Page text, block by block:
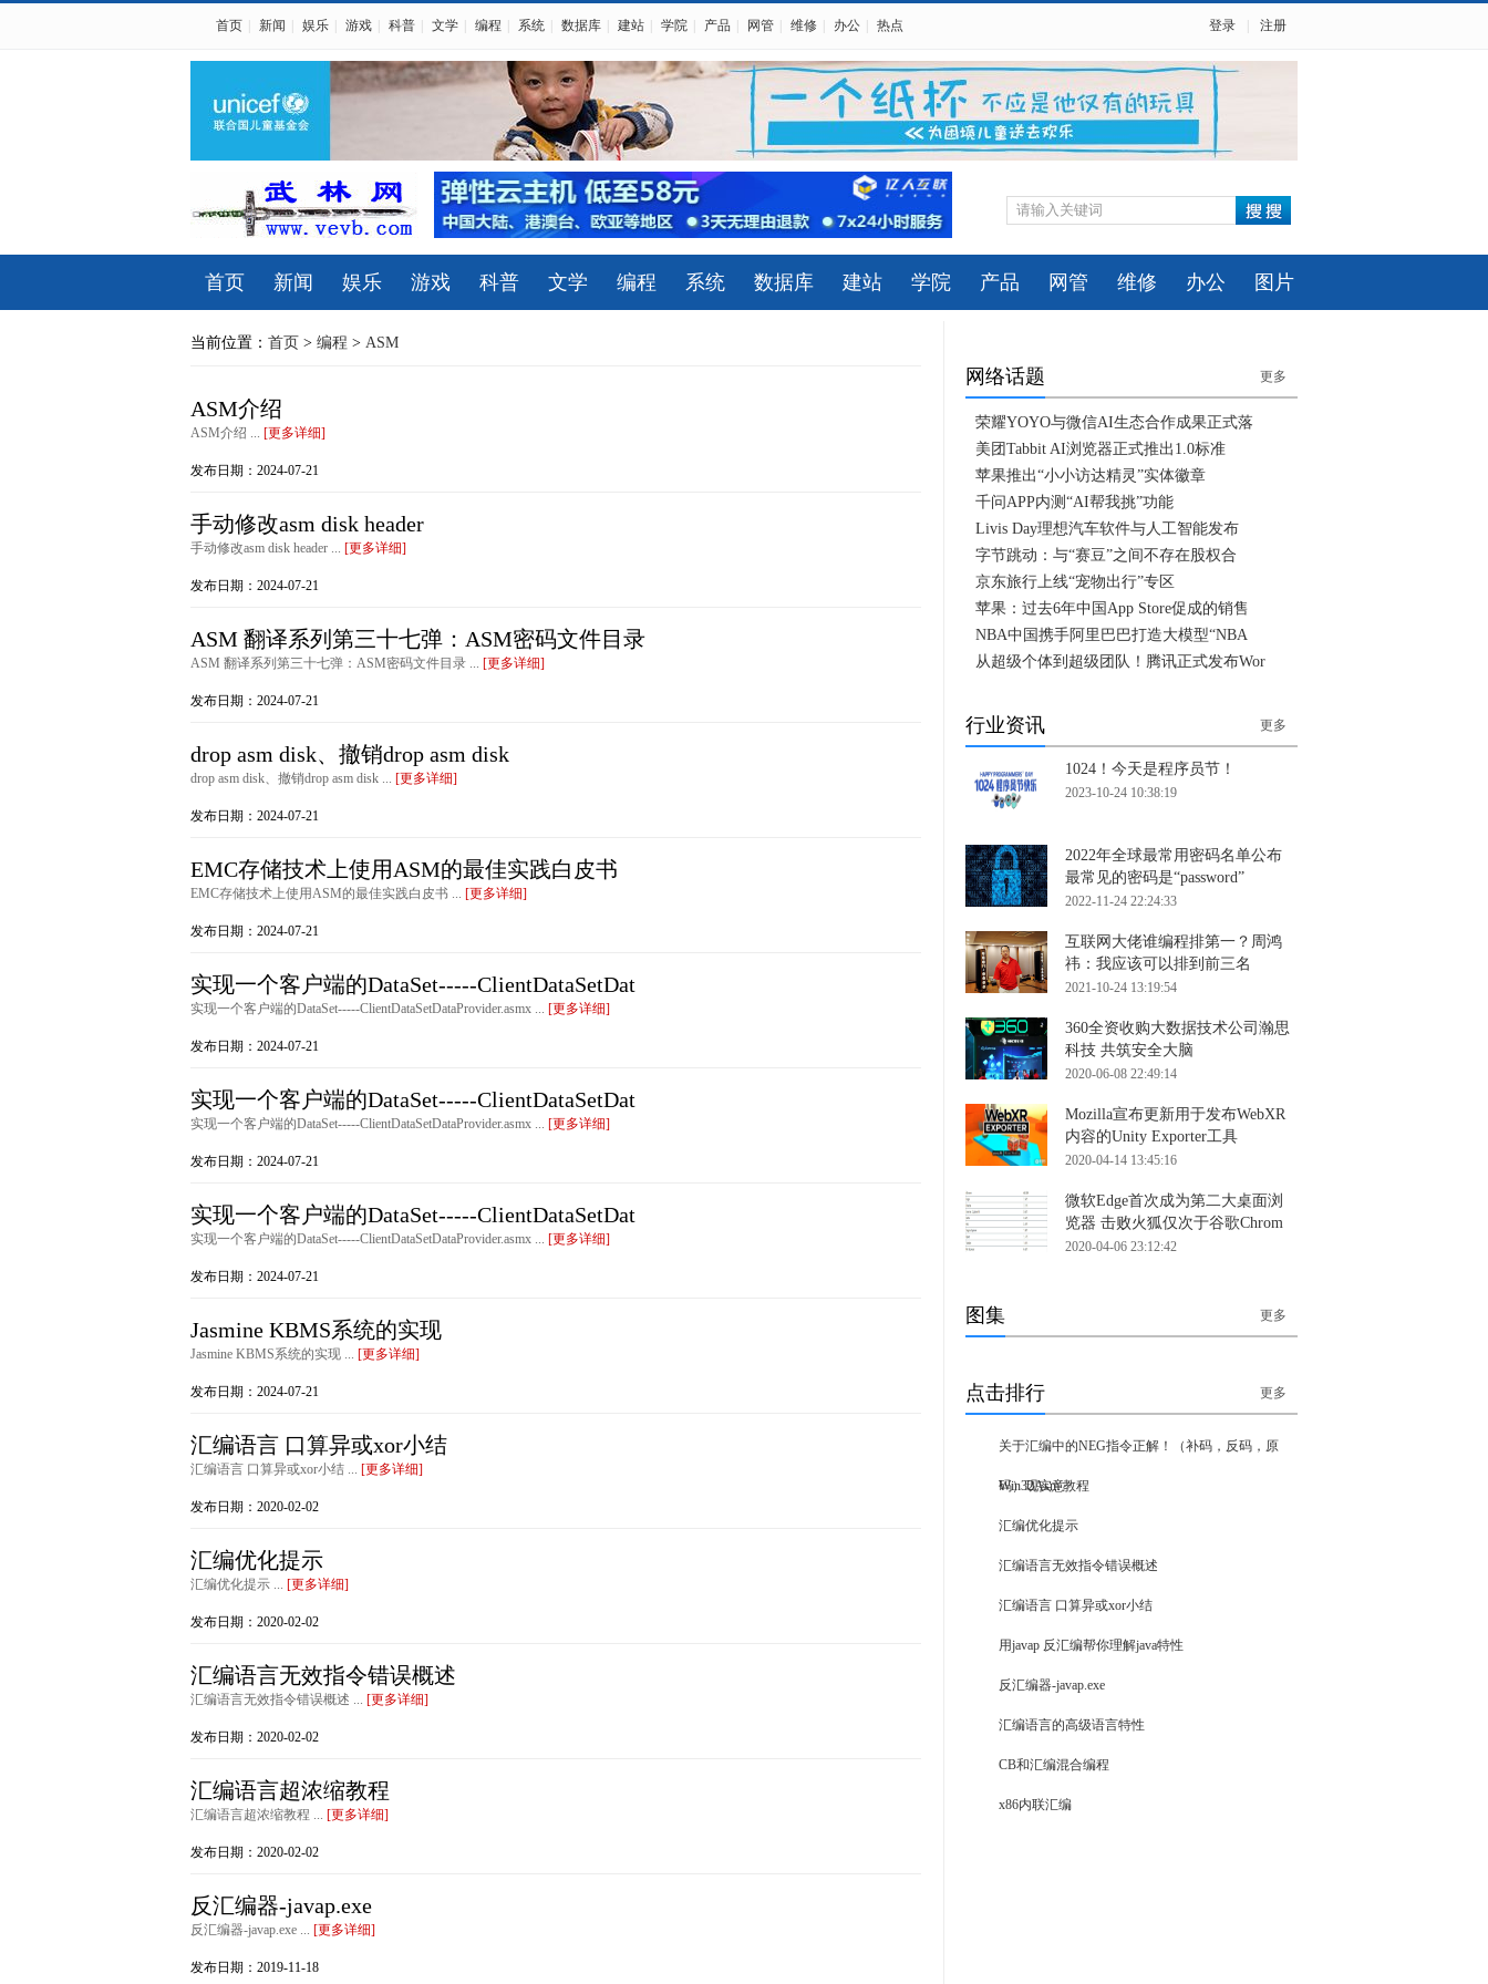
首页 新闻 娱乐 游戏 科普 文学 编程 系统 数据库 建站 学院 产品 网管 维修 办公 热点 登录 注册
首页 新闻 娱乐 游戏 科普 文学 编程 系统 数据库 建站 学院 产品 网管 维修 办公 图片
当前位置： 首页 > 编程 > ASM
ASM介绍
ASM介绍 ... [更多详细]
发布日期：2024-07-21
手动修改asm disk header
手动修改asm disk header ... [更多详细]
发布日期：2024-07-21
ASM 翻译系列第三十七弹：ASM密码文件目录
ASM 翻译系列第三十七弹：ASM密码文件目录 ... [更多详细]
发布日期：2024-07-21
drop asm disk、撤销drop asm disk
drop asm disk、撤销drop asm disk ... [更多详细]
发布日期：2024-07-21
EMC存储技术上使用ASM的最佳实践白皮书
EMC存储技术上使用ASM的最佳实践白皮书 ... [更多详细]
发布日期：2024-07-21
实现一个客户端的DataSet-----ClientDataSetDat
实现一个客户端的DataSet-----ClientDataSetDataProvider.asmx ... [更多详细]
发布日期：2024-07-21
实现一个客户端的DataSet-----ClientDataSetDat
实现一个客户端的DataSet-----ClientDataSetDataProvider.asmx ... [更多详细]
发布日期：2024-07-21
实现一个客户端的DataSet-----ClientDataSetDat
实现一个客户端的DataSet-----ClientDataSetDataProvider.asmx ... [更多详细]
发布日期：2024-07-21
Jasmine KBMS系统的实现
Jasmine KBMS系统的实现 ... [更多详细]
发布日期：2024-07-21
汇编语言 口算异或xor小结
汇编语言 口算异或xor小结 ... [更多详细]
发布日期：2020-02-02
汇编优化提示
汇编优化提示 ... [更多详细]
发布日期：2020-02-02
汇编语言无效指令错误概述
汇编语言无效指令错误概述 ... [更多详细]
发布日期：2020-02-02
汇编语言超浓缩教程
汇编语言超浓缩教程 ... [更多详细]
发布日期：2020-02-02
反汇编器-javap.exe
反汇编器-javap.exe ... [更多详细]
发布日期：2019-11-18
网络话题 更多
荣耀YOYO与微信AI生态合作成果正式落
美团Tabbit AI浏览器正式推出1.0标准
苹果推出“小小访达精灵”实体徽章
千问APP内测“AI帮我挑”功能
Livis Day理想汽车软件与人工智能发布
字节跳动：与“赛豆”之间不存在股权合
京东旅行上线“宠物出行”专区
苹果：过去6年中国App Store促成的销售
NBA中国携手阿里巴巴打造大模型“NBA
从超级个体到超级团队！腾讯正式发布Wor
行业资讯 更多
1024！今天是程序员节！
2023-10-24 10:38:19
2022年全球最常用密码名单公布
最常见的密码是“password”
2022-11-24 22:24:33
互联网大佬谁编程排第一？周鸿
祎：我应该可以排到前三名
2021-10-24 13:19:54
360全资收购大数据技术公司瀚思
科技 共筑安全大脑
2020-06-08 22:49:14
Mozilla宣布更新用于发布WebXR
内容的Unity Exporter工具
2020-04-14 13:45:16
微软Edge首次成为第二大桌面浏
览器 击败火狐仅次于谷歌Chrom
2020-04-06 23:12:42
图集 更多
点击排行 更多
关于汇编中的NEG指令正解！（补码，反码，原
码）现实意
Win32Asm 教程
汇编优化提示
汇编语言无效指令错误概述
汇编语言 口算异或xor小结
用javap 反汇编帮你理解java特性
反汇编器-javap.exe
汇编语言的高级语言特性
CB和汇编混合编程
x86内联汇编